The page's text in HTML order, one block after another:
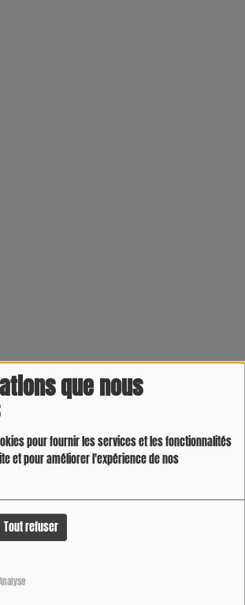
que nous
pour fournir les services et les fonctionnalités
et pour améliorer l'expérience de nos
Tout refuser